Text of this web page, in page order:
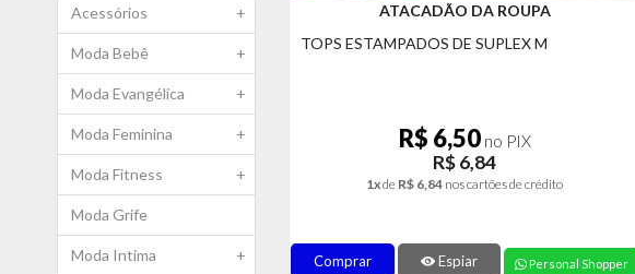
Acessórios +
Moda Bebê +
Moda Evangélica +
Moda Feminina +
Moda Fitness +
Moda Grife
Moda Intima +
ATACADÃO DA ROUPA
TOPS ESTAMPADOS DE SUPLEX M
R$ 6,50no PIX
R$ 6,84
1xde R$ 6,84 nos cartões de crédito
Comprar Espiar Personal Shopper